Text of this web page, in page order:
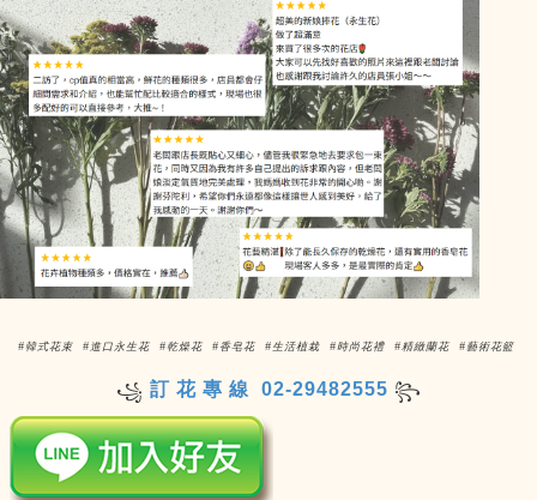
#韓式花束 #進口永生花 #乾燥花 #香皂花 #生活植栽 #時尚花禮 #精緻蘭花 #藝術花籃
꧁ 訂 花 專 線 02-29482555 ꧂